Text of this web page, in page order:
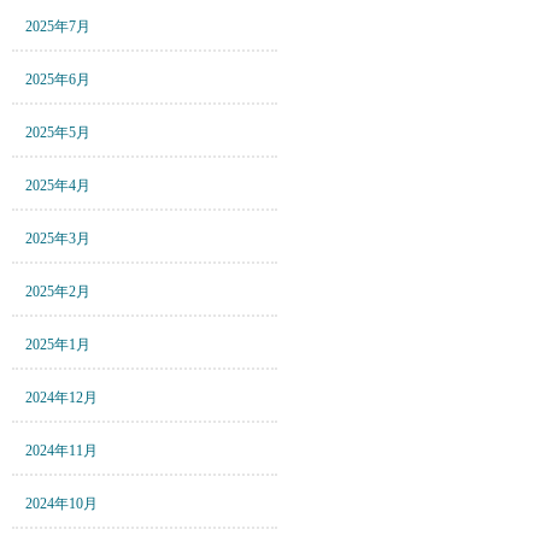
2025年7月
2025年6月
2025年5月
2025年4月
2025年3月
2025年2月
2025年1月
2024年12月
2024年11月
2024年10月